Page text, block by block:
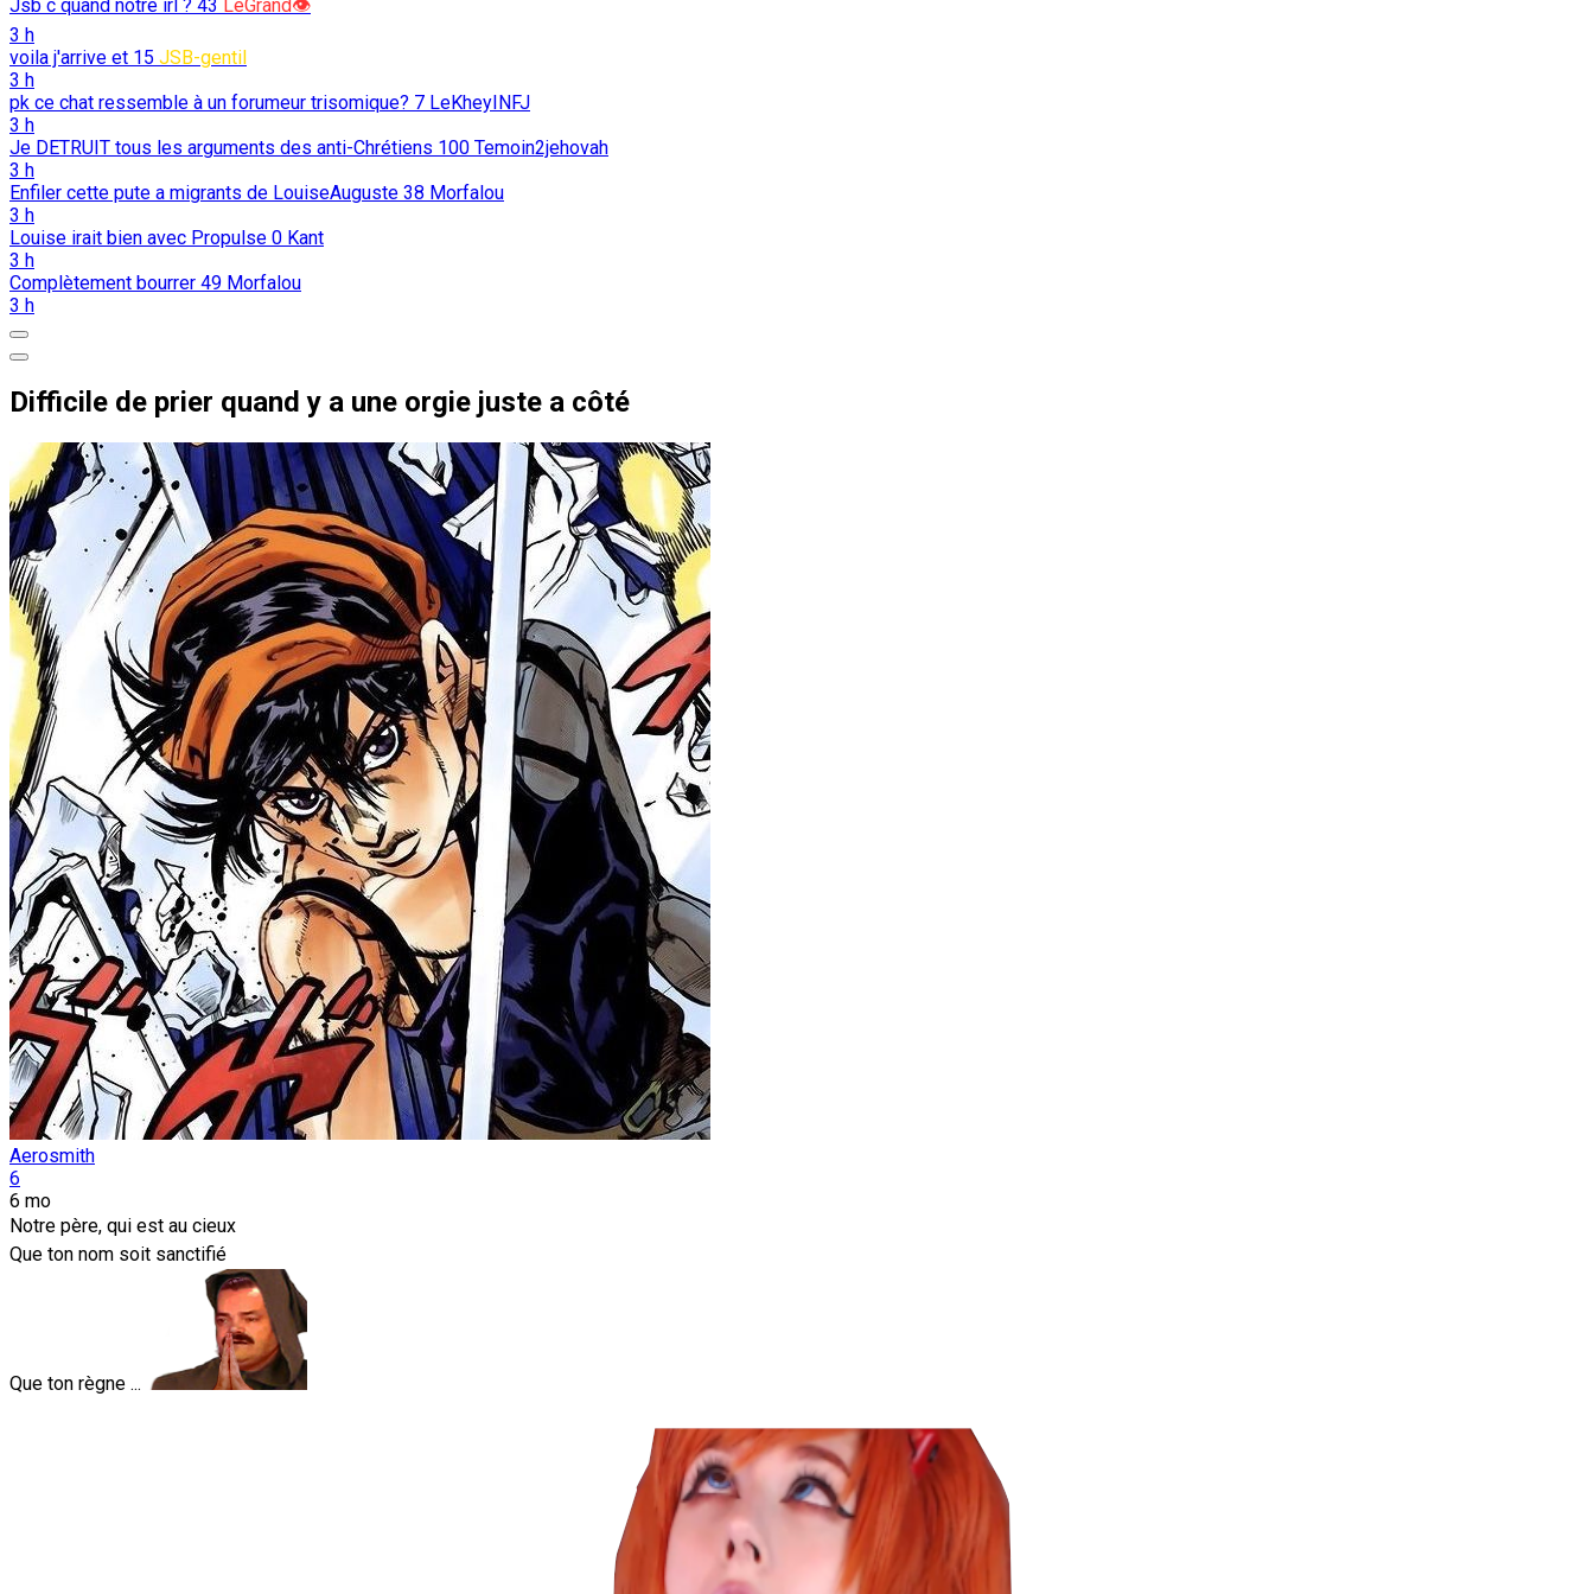
Jsb c quand notre irl ? 43 LeGrand👁️
3 h
voila j'arrive et 15 JSB-gentil
3 h
pk ce chat ressemble à un forumeur trisomique? 7 LeKheyINFJ
3 h
Je DETRUIT tous les arguments des anti-Chrétiens 100 Temoin2jehovah
3 h
Enfiler cette pute a migrants de LouiseAuguste 38 Morfalou
3 h
Louise irait bien avec Propulse 0 Kant
3 h
Complètement bourrer 49 Morfalou
3 h
Difficile de prier quand y a une orgie juste a côté
Aerosmith
6
6 mo
Notre père, qui est au cieux
Que ton nom soit sanctifié
Que ton règne ...